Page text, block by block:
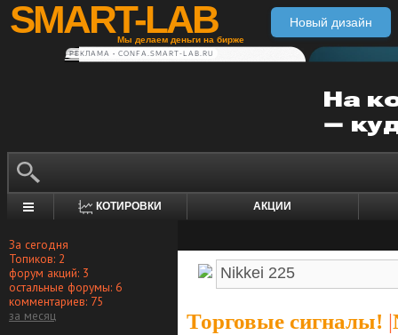
SMART-LAB
Мы делаем деньги на бирже
Новый дизайн
РЕКЛАМА • CONFA.SMART-LAB.RU
КОТИРОВКИ АКЦИИ
За сегодня
Топиков: 2
форум акций: 3
остальные форумы: 6
комментариев: 75
за месяц
Торговые сигналы! |